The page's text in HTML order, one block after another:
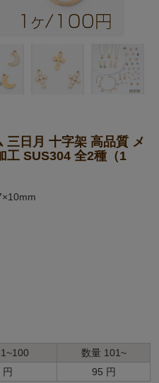
三日月 十字架 高品質 メ
工 SUS304 全2種（1
数量 101~
95 円